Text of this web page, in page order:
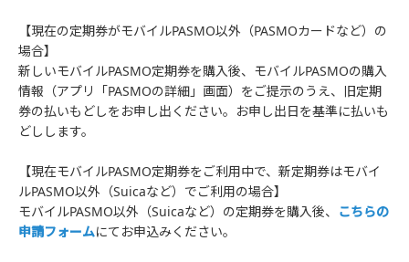
【現在の定期券がモバイルPASMO以外（PASMOカードなど）の
場合】
新しいモバイルPASMO定期券を購入後、モバイルPASMOの購入
情報（アプリ「PASMOの詳細」画面）をご提示のうえ、旧定期
券の払いもどしをお申し出ください。お申し出日を基準に払いも
どしします。
【現在モバイルPASMO定期券をご利用中で、新定期券はモバイ
ルPASMO以外（Suicaなど）でご利用の場合】
モバイルPASMO以外（Suicaなど）の定期券を購入後、 こちらの
申請フォームにてお申込みください。